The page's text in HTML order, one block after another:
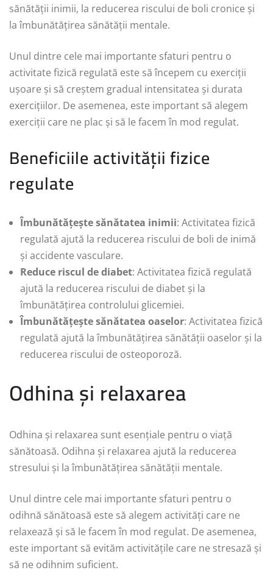
sănătății inimii, la reducerea riscului de boli cronice și
la îmbunătățirea sănătății mentale.
Unul dintre cele mai importante sfaturi pentru o
activitate fizică regulată este să începem cu exerciții
ușoare și să creștem gradual intensitatea și durata
exercițiilor. De asemenea, este important să alegem
exerciții care ne plac și să le facem în mod regulat.
Beneficiile activității fizice
regulate
Îmbunătățește sănătatea inimii: Activitatea fizică
regulată ajută la reducerea riscului de boli de inimă
și accidente vasculare.
Reduce riscul de diabet: Activitatea fizică regulată
ajută la reducerea riscului de diabet și la
îmbunătățirea controlului glicemiei.
Îmbunătățește sănătatea oaselor: Activitatea fizică
regulată ajută la îmbunătățirea sănătății oaselor și la
reducerea riscului de osteoporoză.
Odhina și relaxarea
Odhina și relaxarea sunt esențiale pentru o viață
sănătoasă. Odihna și relaxarea ajută la reducerea
stresului și la îmbunătățirea sănătății mentale.
Unul dintre cele mai importante sfaturi pentru o
odihnă sănătoasă este să alegem activități care ne
relaxează și să le facem în mod regulat. De asemenea,
este important să evităm activitățile care ne stresază și
să ne odihnim suficient.